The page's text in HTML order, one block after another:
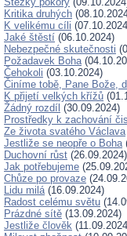
Kritika druhých
K velikému cíli
Jaké štěstí (06.10.2024)
Nebezpečné skutečnosti
Požadavek Boha
Čehokoli (03.10.2024)
Činíme tobě, Pane Bože,
K přijetí velkých křížů
Žádný rozdíl (30.09.2024)
Prostředky k zachování
Ze života svatého Václava
Jestliže se neopře o Boha
Duchovní růst (26.09.2024)
Jak potřebujeme
Chůze po provaze
Lidu milá(16.09.2024)
Radost celému světu
Prázdné sítě (13.09.2024)
Jestliže člověk